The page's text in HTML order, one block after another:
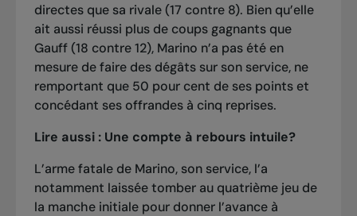
directes que sa rivale (17 contre 8). Bien qu’elle
ait aussi réussi plus de coups gagnants que
Gauff (18 contre 12), Marino n’a pas été en
mesure de faire des dégâts sur son service, ne
remportant que 50 pour cent de ses points et
concédant ses offrandes à cinq reprises.
Lire aussi : Une compte à rebours intuile?
L’arme fatale de Marino, son service, l’a
notamment laissée tomber au quatrième jeu de
la manche initiale pour donner l’avance à